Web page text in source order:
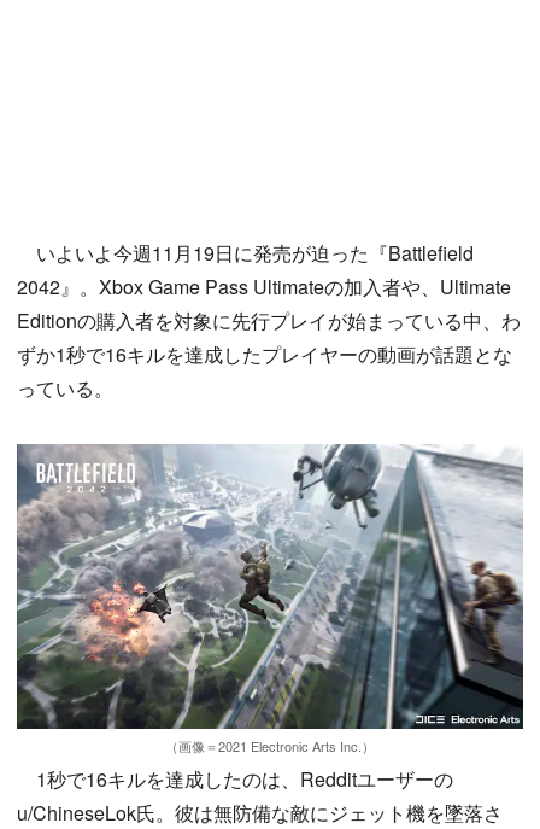
いよいよ今週11月19日に発売が迫った『Battlefield
2042』。Xbox Game Pass Ultimateの加入者や、Ultimate
Editionの購入者を対象に先行プレイが始まっている中、わ
ずか1秒で16キルを達成したプレイヤーの動画が話題とな
っている。
（画像＝2021 Electronic Arts Inc.）
1秒で16キルを達成したのは、Redditユーザーの
u/ChineseLok氏。彼は無防備な敵にジェット機を墜落さ